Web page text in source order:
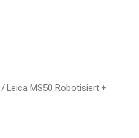
/ Leica MS50 Robotisiert +